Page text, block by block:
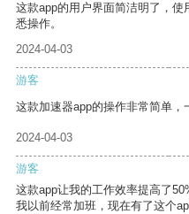
这款app的用户界面简洁明了，
悉操作。
2024-04-03
游客
这款加速器app的操作非常简单，
2024-04-03
游客
这款app让我的工作效率提高了
我以前经常加班，现在有了这个